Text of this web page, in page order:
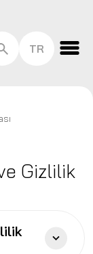
TR
EN
Gizlilik